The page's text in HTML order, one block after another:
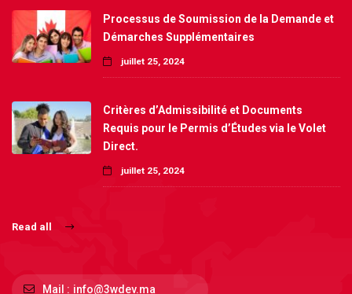
Processus de Soumission de la Demande et
Démarches Supplémentaires
juillet 25, 2024
Critères d’Admissibilité et Documents
Requis pour le Permis d’Études via le Volet
Direct.
juillet 25, 2024
Read all
Mail : info@3wdev.ma